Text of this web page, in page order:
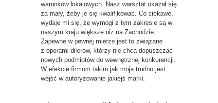
warunków lokalowych. Nasz warsztat okazał się
za mały, żeby je się kwalifikować. Co ciekawe,
wydaje mi się, że wymogi z tym zakresie są w
naszym kraju większe niż na Zachodzie.
Zapewne w pewnej mierze jest to związane
z oporami dilerów, którzy nie chcą dopuszczać
nowych podmiotów do wewnętrznej konkurencji.
W efekcie firmom takim jak moja trudno jest
wejść w autoryzowanie jakiejś marki.